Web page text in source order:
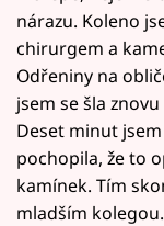
nárazu. Koleno
chirurgem a
Odřeniny na
jsem se šla
Deset minut
pochopila, že to
kamínek. Tím
mladším